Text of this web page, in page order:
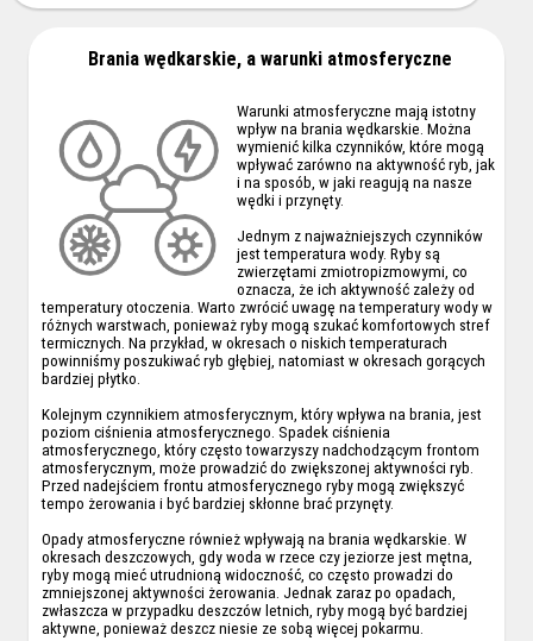
Brania wędkarskie, a warunki atmosferyczne
Warunki atmosferyczne mają istotny
wpływ na brania wędkarskie. Można
wymienić kilka czynników, które mogą
wpływać zarówno na aktywność ryb, jak
i na sposób, w jaki reagują na nasze
wędki i przynęty.
Jednym z najważniejszych czynników
jest temperatura wody. Ryby są
zwierzętami zmiotropizmowymi, co
oznacza, że ich aktywność zależy od
temperatury otoczenia. Warto zwrócić uwagę na temperatury wody w
różnych warstwach, ponieważ ryby mogą szukać komfortowych stref
termicznych. Na przykład, w okresach o niskich temperaturach
powinniśmy poszukiwać ryb głębiej, natomiast w okresach gorących
bardziej płytko.
Kolejnym czynnikiem atmosferycznym, który wpływa na brania, jest
poziom ciśnienia atmosferycznego. Spadek ciśnienia
atmosferycznego, który często towarzyszy nadchodzącym frontom
atmosferycznym, może prowadzić do zwiększonej aktywności ryb.
Przed nadejściem frontu atmosferycznego ryby mogą zwiększyć
tempo żerowania i być bardziej skłonne brać przynęty.
Opady atmosferyczne również wpływają na brania wędkarskie. W
okresach deszczowych, gdy woda w rzece czy jeziorze jest mętna,
ryby mogą mieć utrudnioną widoczność, co często prowadzi do
zmniejszonej aktywności żerowania. Jednak zaraz po opadach,
zwłaszcza w przypadku deszczów letnich, ryby mogą być bardziej
aktywne, ponieważ deszcz niesie ze sobą więcej pokarmu.